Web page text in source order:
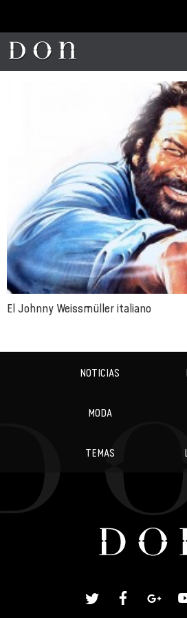
El Johnny Weissmüller italiano
NOTICIAS
MODA
TEMAS